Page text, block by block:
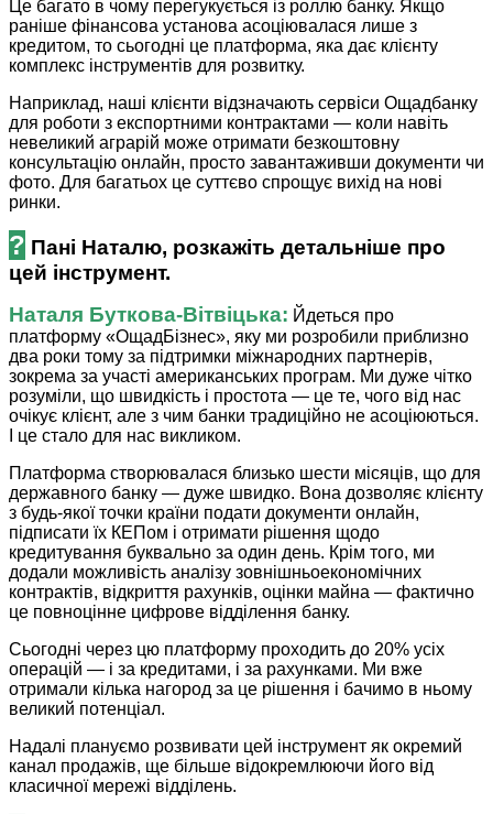
Це багато в чому перегукується із роллю банку. Якщо
раніше фінансова установа асоціювалася лише з
кредитом, то сьогодні це платформа, яка дає клієнту
комплекс інструментів для розвитку.
Наприклад, наші клієнти відзначають сервіси Ощадбанку
для роботи з експортними контрактами — коли навіть
невеликий аграрій може отримати безкоштовну
консультацію онлайн, просто завантаживши документи чи
фото. Для багатьох це суттєво спрощує вихід на нові
ринки.
? Пані Наталю, розкажіть детальніше про
цей інструмент.
Наталя ­Буткова-Вітвіцька: Йдеться про
платформу «ОщадБізнес», яку ми розробили приблизно
два роки тому за підтримки міжнародних партнерів,
зокрема за участі американських програм. Ми дуже чітко
розуміли, що швидкість і простота — це те, чого від нас
очікує клієнт, але з чим банки традиційно не асоціюються.
І це стало для нас викликом.
Платформа створювалася близько шести місяців, що для
державного банку — дуже швидко. Вона дозволяє клієнту
з будь-якої точки країни подати документи онлайн,
підписати їх КЕПом і отримати рішення щодо
кредитування буквально за один день. Крім того, ми
додали можливість аналізу зовнішньоекономічних
контрактів, відкриття рахунків, оцінки майна — фактично
це повноцінне цифрове відділення банку.
Сьогодні через цю платформу проходить до 20% усіх
операцій — і за кредитами, і за рахунками. Ми вже
отримали кілька нагород за це рішення і бачимо в ньому
великий потенціал.
Надалі плануємо розвивати цей інструмент як окремий
канал продажів, ще більше відокремлюючи його від
класичної мережі відділень.